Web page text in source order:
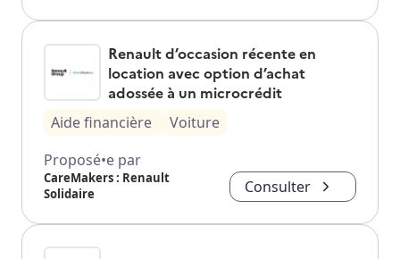
Renault d’occasion récente en
location avec option d’achat
adossée à un microcrédit
Aide financière
Voiture
Proposé•e par
CareMakers : Renault
Solidaire
Consulter